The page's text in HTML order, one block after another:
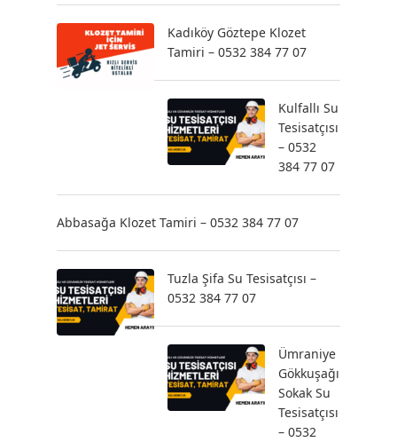
Kadıköy Göztepe Klozet
Tamiri – 0532 384 77 07
Kulfallı Su
Tesisatçısı
– 0532
384 77 07
Abbasağa Klozet Tamiri – 0532 384 77 07
Tuzla Şifa Su Tesisatçısı –
0532 384 77 07
Ümraniye
Gökkuşağı
Sokak Su
Tesisatçısı
– 0532